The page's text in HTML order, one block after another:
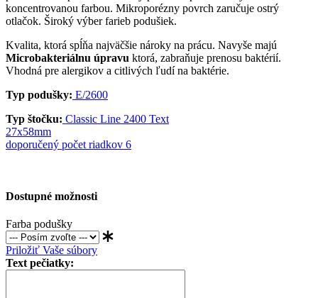
koncentrovanou farbou. Mikroporézny povrch zaručuje ostrý
otlačok. Široký výber farieb podušiek.
Kvalita, ktorá spĺňa najväčšie nároky na prácu. Navyše majú
Microbakteriálnu úpravu ktorá, zabraňuje prenosu baktérií.
Vhodná pre alergikov a citlivých ľudí na baktérie.
Typ podušky: E/2600
Typ štočku: Classic Line 2400 Text
27x58mm
doporučený počet riadkov 6
Dostupné možnosti
Farba podušky
Priložiť Vaše súbory
Text pečiatky: